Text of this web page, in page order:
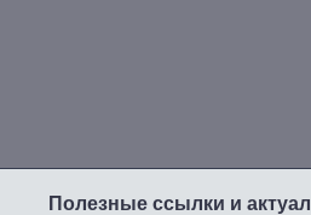
Полезные ссылки и